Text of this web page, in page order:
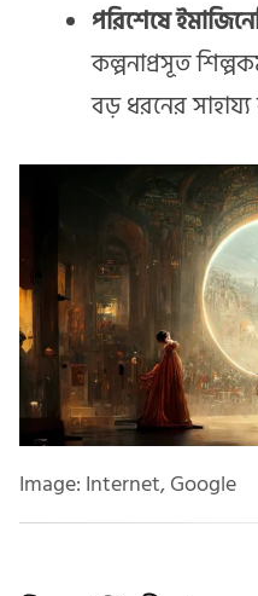
পরিশেষে
কল্পনাপ্রসূত
বড় ধরনের
Image: Internet, Google